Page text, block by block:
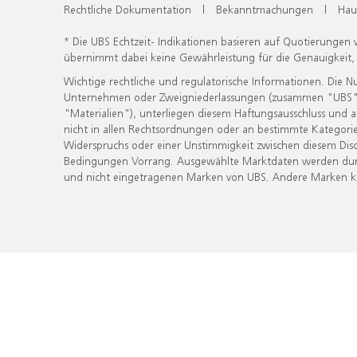
Rechtliche Dokumentation | Bekanntmachungen |
* Die UBS Echtzeit- Indikationen basieren auf
übernimmt dabei keine Gewährleistung für die
Wichtige rechtliche und regulatorische Informationen. Die
Unternehmen oder Zweigniederlassungen (zusammen
"Materialien"), unterliegen diesem Haftungsausschluss
nicht in allen Rechtsordnungen oder an bestimmte
Widerspruchs oder einer Unstimmigkeit zwischen diesem
Bedingungen Vorrang. Ausgewählte Marktdaten werden
und nicht eingetragenen Marken von UBS. Andere Marken